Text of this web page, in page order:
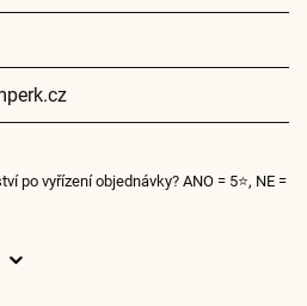
po vyřízení objednávky? ANO = 5⭐, NE =